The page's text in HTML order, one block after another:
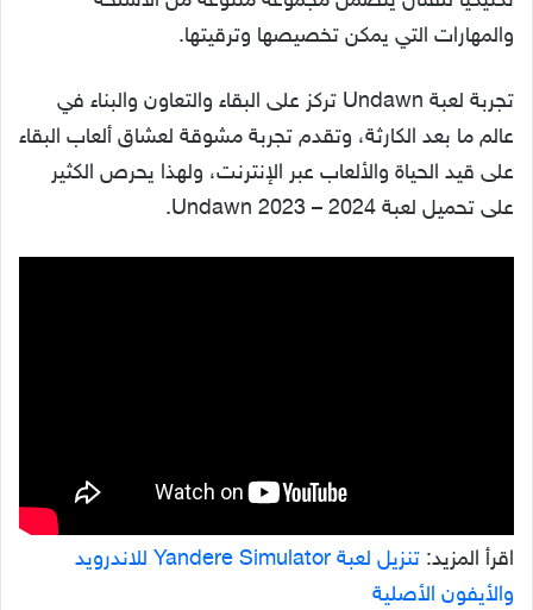
والمهارات التي يمكن تخصيصها وترقيتها.
تجربة لعبة Undawn تركز على البقاء والتعاون والبناء في
عالم ما بعد الكارثة، وتقدم تجربة مشوقة لعشاق ألعاب البقاء
على قيد الحياة والألعاب عبر الإنترنت، ولهذا يحرص الكثير
على تحميل لعبة Undawn 2023 – 2024.
اقرأ المزيد:
تنزيل لعبة Yandere Simulator للاندرويد
والأيفون الأصلية